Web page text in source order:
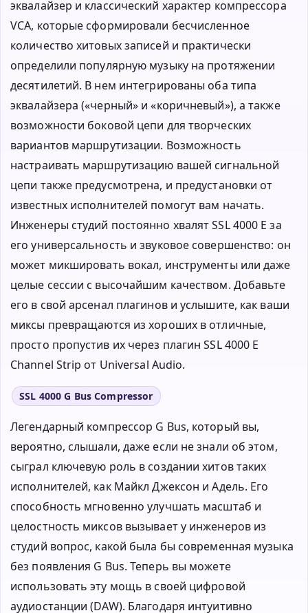
эквалайзер и классический характер компрессора
VCA, которые сформировали бесчисленное
количество хитовых записей и практически
определили популярную музыку на протяжении
десятилетий. В нем интегрированы оба типа
эквалайзера («черный» и «коричневый»), а также
возможности боковой цепи для творческих
вариантов маршрутизации. Возможность
настраивать маршрутизацию вашей сигнальной
цепи также предусмотрена, и предустановки от
известных исполнителей помогут вам начать.
Инженеры студий постоянно хвалят SSL 4000 E за
его универсальность и звуковое совершенство: он
может микшировать вокал, инструменты или даже
целые сессии с высочайшим качеством. Добавьте
его в свой арсенал плагинов и услышите, как ваши
миксы превращаются из хороших в отличные,
просто пропустив их через плагин SSL 4000 E
Channel Strip от Universal Audio.
SSL 4000 G Bus Compressor
Легендарный компрессор G Bus, который вы,
вероятно, слышали, даже если не знали об этом,
сыграл ключевую роль в создании хитов таких
исполнителей, как Майкл Джексон и Адель. Его
способность мгновенно улучшать масштаб и
целостность миксов вызывает у инженеров из
студий вопрос, какой была бы современная музыка
без появления G Bus. Теперь вы можете
использовать эту мощь в своей цифровой
аудиостанции (DAW). Благодаря интуитивно